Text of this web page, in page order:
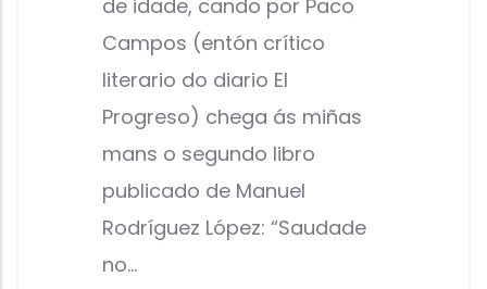
de idade, cando por Paco
Campos (entón crítico
literario do diario El
Progreso) chega ás miñas
mans o segundo libro
publicado de Manuel
Rodríguez López: “Saudade
no…